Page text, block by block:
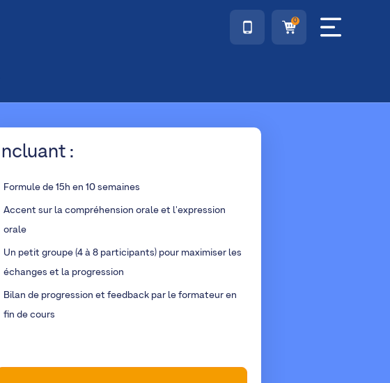
0
Incluant :
Formule de 15h en 10 semaines
Accent sur la compréhension orale et l'expression
orale
Un petit groupe (4 à 8 participants) pour maximiser les
échanges et la progression
Bilan de progression et feedback par le formateur en
fin de cours